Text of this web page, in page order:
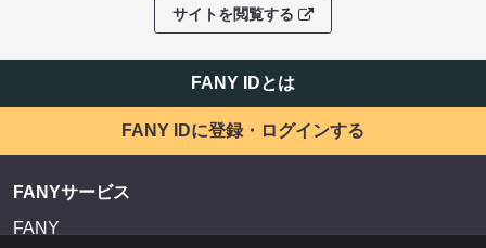
サイトを閲覧する
FANY IDとは
FANY IDに登録・ログインする
FANYサービス
FANY